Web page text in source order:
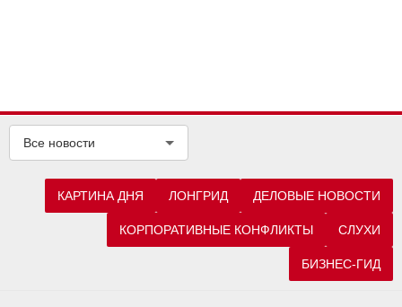
Все новости
КАРТИНА ДНЯ ЛОНГРИД ДЕЛОВЫЕ НОВОСТИ
КОРПОРАТИВНЫЕ КОНФЛИКТЫ СЛУХИ
БИЗНЕС-ГИД